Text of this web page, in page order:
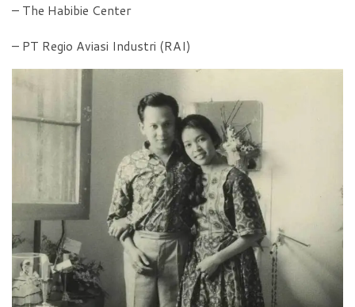
– The Habibie Center
– PT Regio Aviasi Industri (RAI)